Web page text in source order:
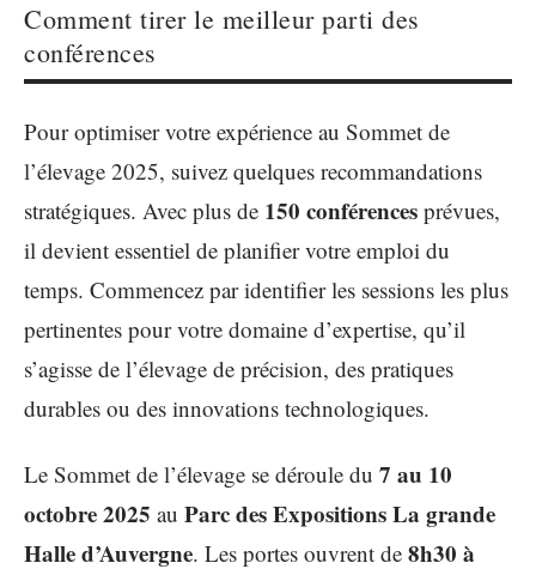
Comment tirer le meilleur parti des
conférences
Pour optimiser votre expérience au Sommet de
l’élevage 2025, suivez quelques recommandations
stratégiques. Avec plus de 150 conférences prévues,
il devient essentiel de planifier votre emploi du
temps. Commencez par identifier les sessions les plus
pertinentes pour votre domaine d’expertise, qu’il
s’agisse de l’élevage de précision, des pratiques
durables ou des innovations technologiques.
Le Sommet de l’élevage se déroule du 7 au 10
octobre 2025 au Parc des Expositions La grande
Halle d’Auvergne. Les portes ouvrent de 8h30 à